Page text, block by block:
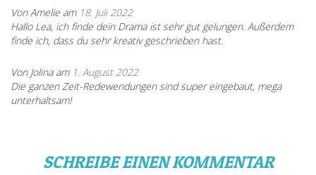
Von Amelie am 18. Juli 2022
Hallo Lea, ich finde dein Drama ist sehr gut gelungen. Außerdem
finde ich, dass du sehr kreativ geschrieben hast.
Von Jolina am 1. August 2022
Die ganzen Zeit-Redewendungen sind super eingebaut, mega
unterhaltsam!
SCHREIBE EINEN KOMMENTAR